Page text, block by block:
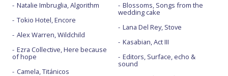
Natalie Imbruglia, Algorithm
Tokio Hotel, Encore
Alex Warren, Wildchild
Ezra Collective, Here because
of hope
Camela, Titánicos
Blossoms, Songs from the
wedding cake
Lana Del Rey, Stove
Kasabian, Act III
Editors, Surface, echo &
sound